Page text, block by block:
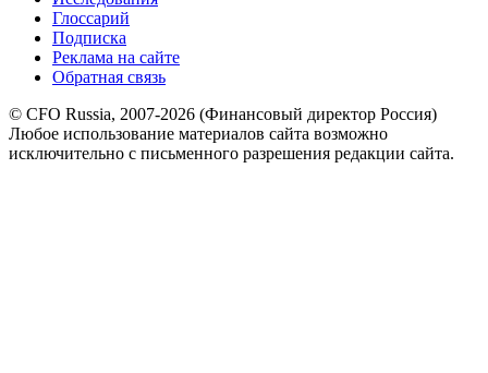
Глоссарий
Подписка
Реклама на сайте
Обратная связь
© CFO Russia, 2007-2026 (Финансовый директор Россия)
Любое использование материалов сайта возможно
исключительно с письменного разрешения редакции сайта.